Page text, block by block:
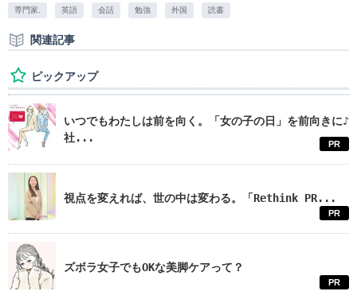
専門家. 英語 会話 勉強 外国 読書
関連記事
ピックアップ
いつでもわたしは前を向く。「女の子の日」を前向きに♪
社...
PR
視点を変えれば、世の中は変わる。「Rethink PR...
PR
ズボラ女子でもOKな美脚ケアって？
PR